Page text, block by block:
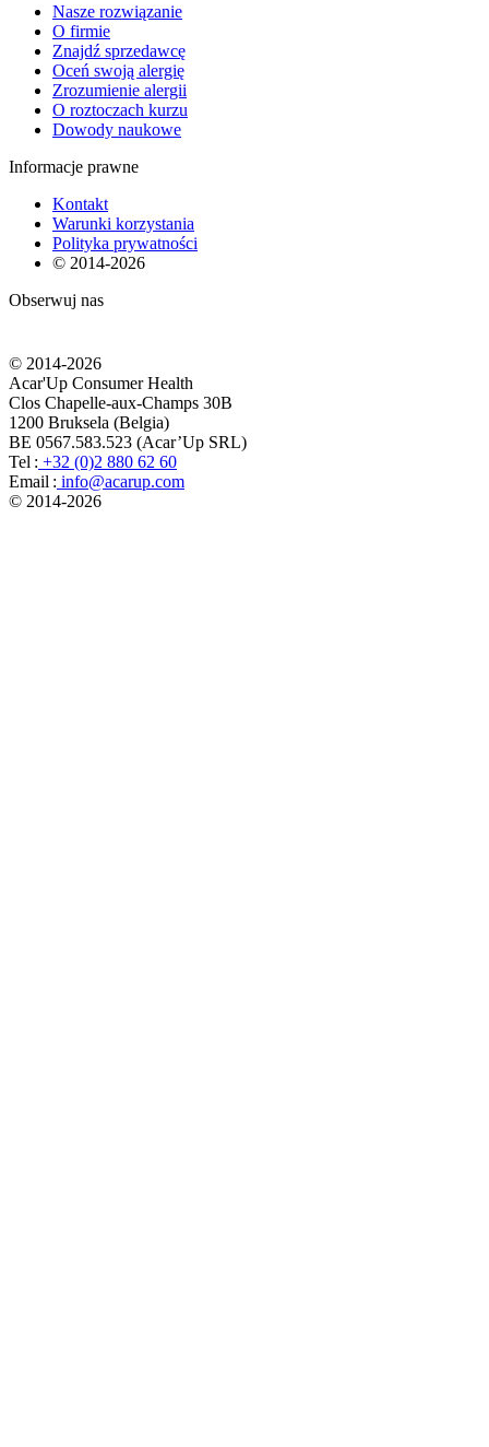
Nasze rozwiązanie
O firmie
Znajdź sprzedawcę
Oceń swoją alergię
Zrozumienie alergii
O roztoczach kurzu
Dowody naukowe
Informacje prawne
Kontakt
Warunki korzystania
Polityka prywatności
© 2014-2026
Obserwuj nas
© 2014-2026
Acar'Up Consumer Health
Clos Chapelle-aux-Champs 30B
1200 Bruksela (Belgia)
BE 0567.583.523 (Acar’Up SRL)
Tel : +32 (0)2 880 62 60
Email : info@acarup.com
© 2014-2026